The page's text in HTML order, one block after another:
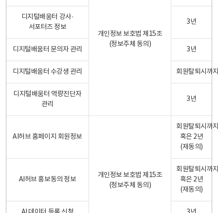
개인정보 보호법 제15조
(정보주체 동의)
디지털배움터 강사·
서포터즈 정보
3년
디지털배움터 문의자 관리 3년
디지털배움터 수강생 관리 회원탈퇴시까
디지털배움터 역량진단자
관리
3년
AI허브 홈페이지 회원정보
개인정보 보호법 제15조
(정보주체 동의)
회원탈퇴시까
혹은 2년
(재동의)
AI허브 홍보동의 정보
회원탈퇴시까
혹은 2년
(재동의)